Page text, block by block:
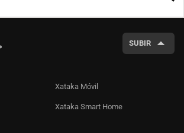
SUBIR
Xataka Móvil
Xataka Smart Home